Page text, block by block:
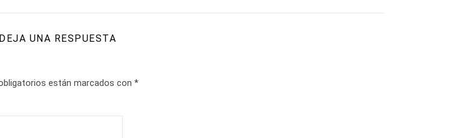
DEJA UNA RESPUESTA
están marcados con *